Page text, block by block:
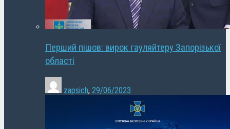
Перший пішов: вирок гауляйтеру Запорізької
області
zapsich, 29/06/2023